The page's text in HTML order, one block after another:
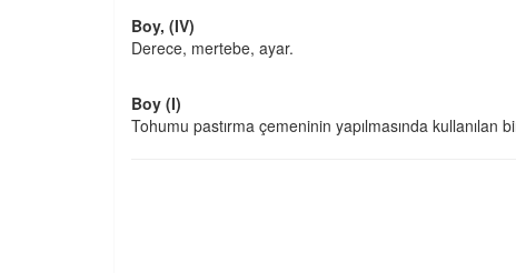
Boy, (IV)
Derece, mertebe, ayar.
Boy (I)
Tohumu pastırma çemeninin yapılmasında kullanılan